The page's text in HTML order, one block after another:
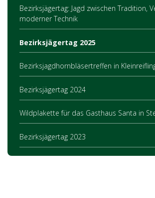
Bezirksjägertag: Jagd zwischen Tradition,
moderner Technik
Bezirksjägertag 2025
Bezirksjagdhornbläsertreffen in
Bezirksjägertag 2024
Wildplakette für das Gasthaus Santa in
Bezirksjägertag 2023